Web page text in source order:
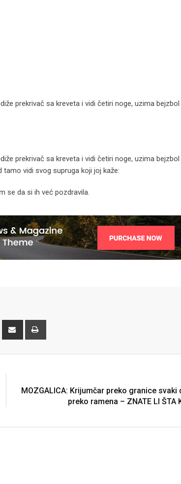
prekrivač sa kreveta i vidi četiri noge, uzima
prekrivač sa kreveta i vidi četiri noge, uzima
vidi svog supruga koji joj kaže:
se da si ih već pozdravila.
Reddit
Share
MOZGALICA: Krijumčar preko granice svaki
preko ramena – ZNATE LI ŠTA